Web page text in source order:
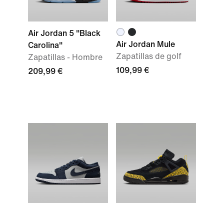
Air Jordan 5 "Black
Carolina"
Zapatillas - Hombre
209,99 €
Air Jordan Mule
Zapatillas de golf
109,99 €